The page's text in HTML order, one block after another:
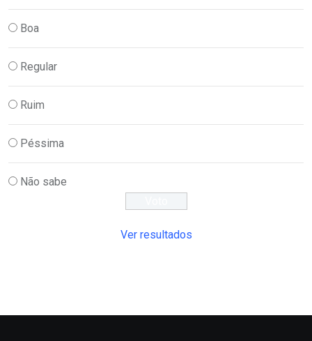
Boa
Regular
Ruim
Péssima
Não sabe
Ver resultados